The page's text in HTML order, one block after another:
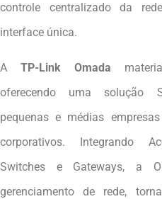
controle centralizado da
interface única.
A TP-Link Omada
oferecendo uma solução
pequenas e médias
corporativos. Integrando
Switches e Gateways, a
gerenciamento de rede,